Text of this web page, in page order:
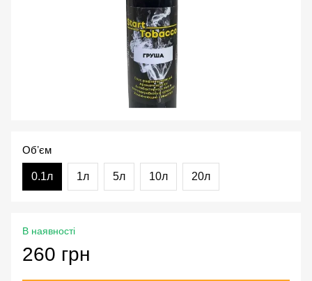
Обʼєм
0.1л 1л 5л 10л 20л
В наявності
260 грн